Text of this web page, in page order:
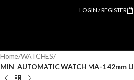
LOGIN / REGISTER
Home/WATCHES/
MINI AUTOMATIC WATCH MA-1 42mm